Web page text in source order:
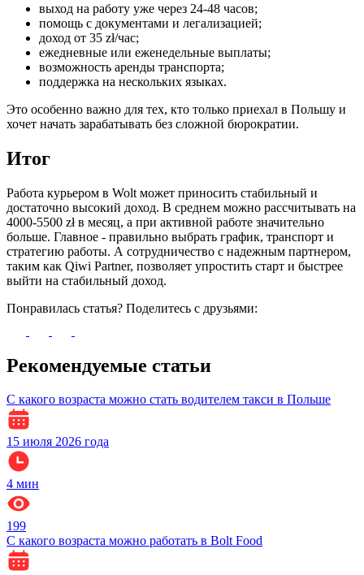
выход на работу уже через 24-48 часов;
помощь с документами и легализацией;
доход от 35 zł/час;
ежедневные или еженедельные выплаты;
возможность аренды транспорта;
поддержка на нескольких языках.
Это особенно важно для тех, кто только приехал в Польшу и
хочет начать зарабатывать без сложной бюрократии.
Итог
Работа курьером в Wolt может приносить стабильный и
достаточно высокий доход. В среднем можно рассчитывать на
4000-5500 zł в месяц, а при активной работе значительно
больше. Главное - правильно выбрать график, транспорт и
стратегию работы. А сотрудничество с надежным партнером,
таким как Qiwi Partner, позволяет упростить старт и быстрее
выйти на стабильный доход.
Понравилась статья? Поделитесь с друзьями:
Рекомендуемые статьи
С какого возраста можно стать водителем такси в Польше
15 июля 2026 года
4 мин
199
С какого возраста можно работать в Bolt Food